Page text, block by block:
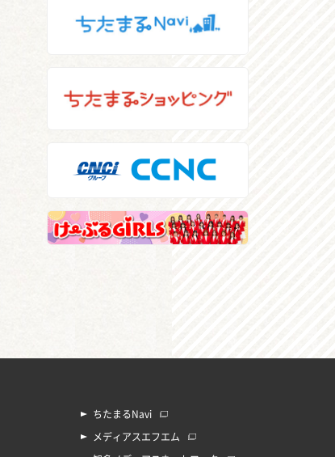
ちたまるNavi
メディアスエフエム